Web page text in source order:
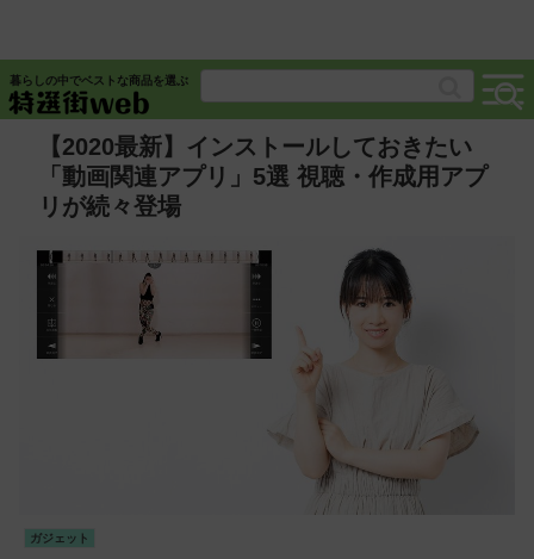
暮らしの中でベストな商品を選ぶ
【2020最新】インストールしておきたい
「動画関連アプリ」5選 視聴・作成用アプ
リが続々登場
ガジェット